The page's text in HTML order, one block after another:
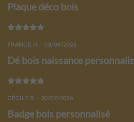
Plaque déco bois
FRANCK H. - 03/08/2026
Dé bois naissance
CÉCILE B. - 30/07/2026
Badge bois personnalisé